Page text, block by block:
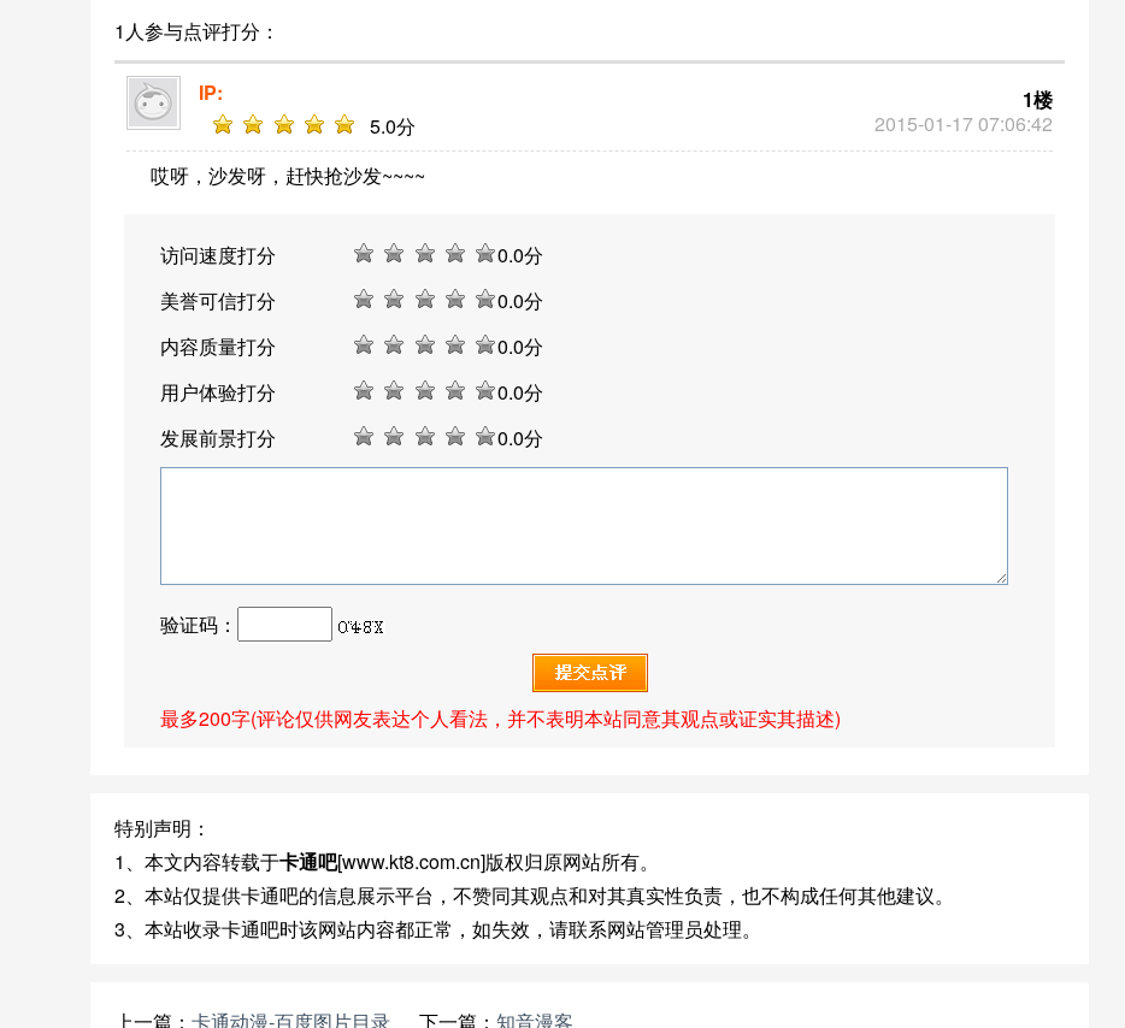
1人参与点评打分：
2015-01-17 07:06:42
1楼
IP:
5.0分
哎呀，沙发呀，赶快抢沙发~~~~
访问速度打分 0.0分
美誉可信打分
0.0分
内容质量打分
0.0分
用户体验打分
0.0分
发展前景打分
0.0分
验证码：
最多200字(评论仅供网友表达个人看法，并不表明本站同意其观点或证实其描述)
特别声明：
1、本文内容转载于卡通吧[www.kt8.com.cn]版权归原网站所有。
2、本站仅提供卡通吧的信息展示平台，不赞同其观点和对其真实性负责，也不构成任何其他建议。
3、本站收录卡通吧时该网站内容都正常，如失效，请联系网站管理员处理。
上一篇： 卡通动漫-百度图片目录 下一篇： 知音漫客